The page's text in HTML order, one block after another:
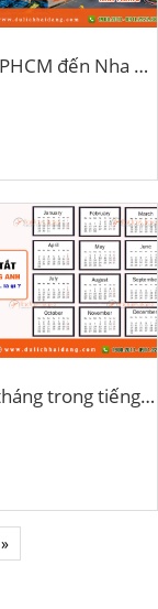
Bay từ TPHCM đến Nha Trang mất bao lâu?
Viết tắt tháng trong tiếng anh
»